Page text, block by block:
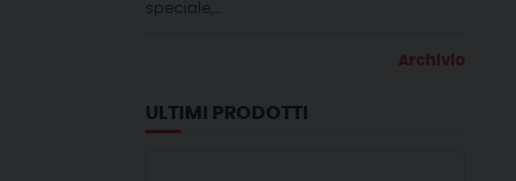
speciale,...
Archivio
ULTIMI PRODOTTI